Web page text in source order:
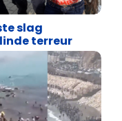
slag
terreur